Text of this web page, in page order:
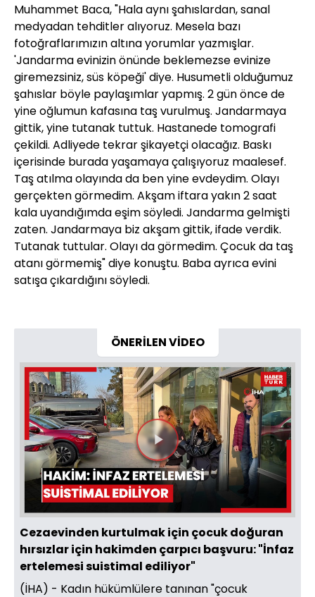
Muhammet Baca, "Hala aynı şahıslardan, sanal
medyadan tehditler alıyoruz. Mesela bazı
fotoğraflarımızın altına yorumlar yazmışlar.
'Jandarma evinizin önünde beklemezse evinize
giremezsiniz, süs köpeği' diye. Husumetli olduğumuz
şahıslar böyle paylaşımlar yapmış. 2 gün önce de
yine oğlumun kafasına taş vurulmuş. Jandarmaya
gittik, yine tutanak tuttuk. Hastanede tomografi
çekildi. Adliyede tekrar şikayetçi olacağız. Baskı
içerisinde burada yaşamaya çalışıyoruz maalesef.
Taş atılma olayında da ben yine evdeydim. Olayı
gerçekten görmedim. Akşam iftara yakın 2 saat
kala uyandığımda eşim söyledi. Jandarma gelmişti
zaten. Jandarmaya biz akşam gittik, ifade verdik.
Tutanak tuttular. Olayı da görmedim. Çocuk da taş
atanı görmemiş" diye konuştu. Baba ayrıca evini
satışa çıkardığını söyledi.
ÖNERİLEN VİDEO
Videoyu
Oynat
Cezaevinden kurtulmak için çocuk doğuran
hırsızlar için hakimden çarpıcı başvuru: "İnfaz
ertelemesi suistimal ediliyor"
(İHA) - Kadın hükümlülere tanınan "çocuk